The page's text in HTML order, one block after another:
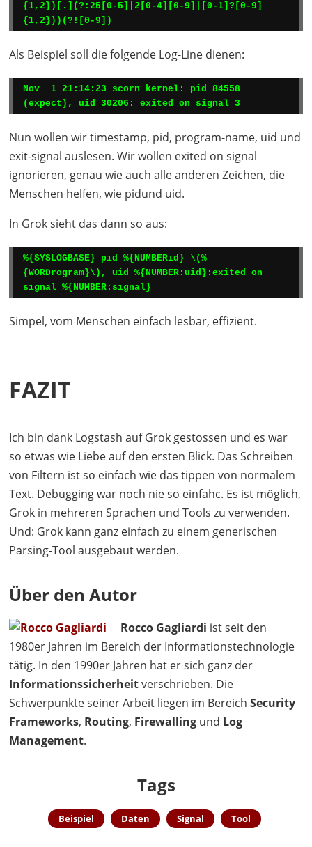
{1,2})[.](?:25[0-5]|2[0-4][0-9]|[0-1]?[0-9]
{1,2}))(?![0-9])
Als Beispiel soll die folgende Log-Line dienen:
Nov  1 21:14:23 scorn kernel: pid 84558
(expect), uid 30206: exited on signal 3
Nun wollen wir timestamp, pid, program-name, uid und
exit-signal auslesen. Wir wollen exited on signal
ignorieren, genau wie auch alle anderen Zeichen, die
Menschen helfen, wie pidund uid.
In Grok sieht das dann so aus:
%{SYSLOGBASE} pid %{NUMBERid} \(%
{WORDrogram}\), uid %{NUMBER:uid}:exited on
signal %{NUMBER:signal}
Simpel, vom Menschen einfach lesbar, effizient.
FAZIT
Ich bin dank Logstash auf Grok gestossen und es war
so etwas wie Liebe auf den ersten Blick. Das Schreiben
von Filtern ist so einfach wie das tippen von normalem
Text. Debugging war noch nie so einfahc. Es ist möglich,
Grok in mehreren Sprachen und Tools zu verwenden.
Und: Grok kann ganz einfach zu einem generischen
Parsing-Tool ausgebaut werden.
Über den Autor
Rocco Gagliardi ist seit den
1980er Jahren im Bereich der Informationstechnologie
tätig. In den 1990er Jahren hat er sich ganz der
Informationssicherheitverschrieben. Die
Schwerpunkte seiner Arbeit liegen im BereichSecurity
Frameworks, Routing, Firewalling und Log
Management.
Tags
Beispiel Daten Signal Tool